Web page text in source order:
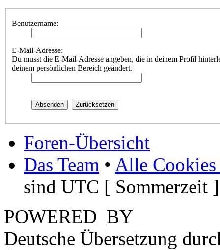
Benutzername:
E-Mail-Adresse:
Du musst die E-Mail-Adresse angeben, die in deinem Profil
deinem persönlichen Bereich geändert.
Foren-Übersicht
Das Team • Alle Cookies
sind UTC [ Sommerzeit ]
POWERED_BY
Deutsche Übersetzung